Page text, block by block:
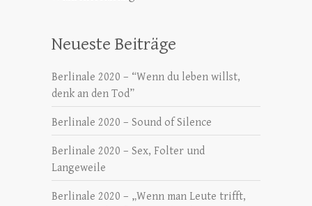
Neueste Beiträge
Berlinale 2020 – “Wenn du leben willst,
denk an den Tod”
Berlinale 2020 – Sound of Silence
Berlinale 2020 – Sex, Folter und
Langeweile
Berlinale 2020 – „Wenn man Leute trifft,